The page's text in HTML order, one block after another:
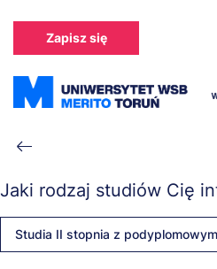
treści
Zapisz się
Ścieżka
nawigacyjna
Jaki rodzaj studiów Cię
Studia II stopnia z